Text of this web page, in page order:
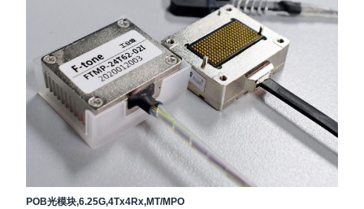
POB光模块,6.25G,4Tx4Rx,MT/MPO